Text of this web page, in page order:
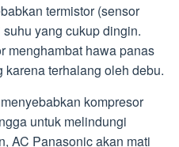
termistor (sensor
yang cukup dingin.
menghambat hawa panas
terhalang oleh debu.
kompresor
untuk melindungi
AC Panasonic akan mati